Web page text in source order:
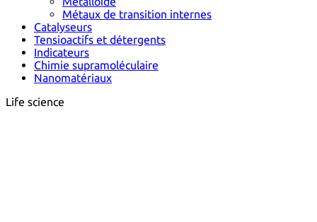
Métaux de transition internes
Catalyseurs
Tensioactifs et détergents
Indicateurs
Chimie supramoléculaire
Nanomatériaux
Life science